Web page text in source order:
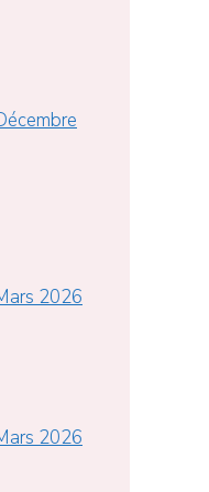
2026
2026